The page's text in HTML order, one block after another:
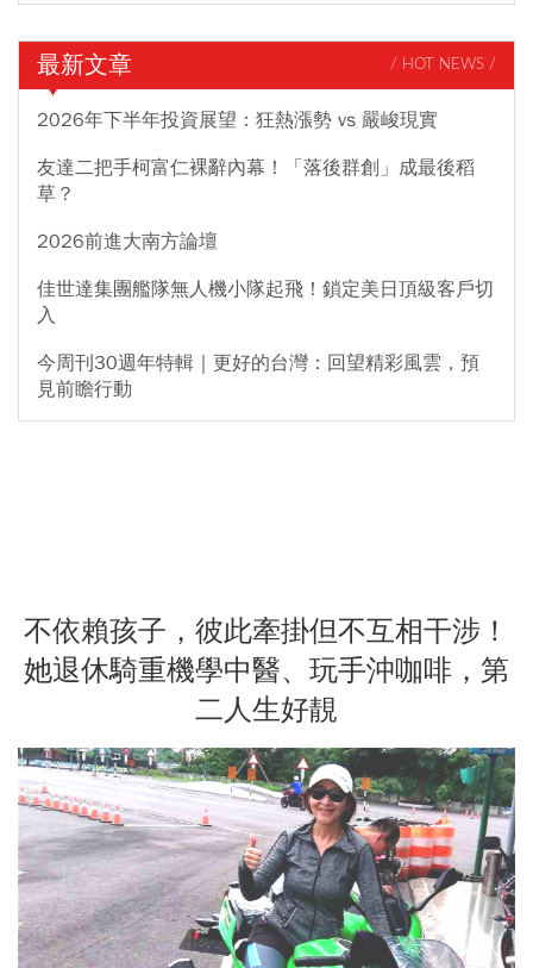
最新文章 / HOT NEWS /
2026年下半年投資展望：狂熱漲勢 vs 嚴峻現實
友達二把手柯富仁裸辭內幕！「落後群創」成最後稻
草？
2026前進大南方論壇
佳世達集團艦隊無人機小隊起飛！鎖定美日頂級客戶切
入
今周刊30週年特輯｜更好的台灣：回望精彩風雲，預
見前瞻行動
不依賴孩子，彼此牽掛但不互相干涉！
她退休騎重機學中醫、玩手沖咖啡，第
二人生好靚